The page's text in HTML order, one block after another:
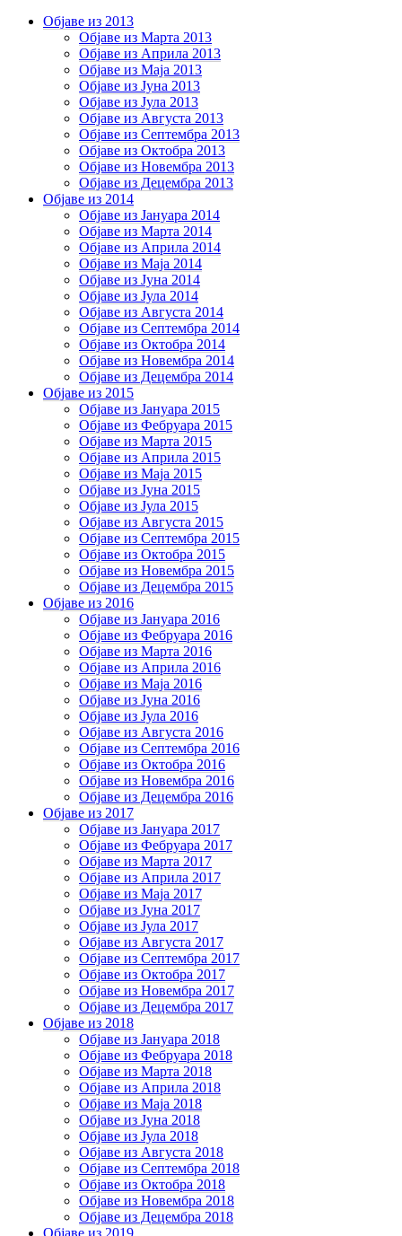
Објаве из 2013
Објаве из Марта 2013
Објаве из Априла 2013
Објаве из Маја 2013
Објаве из Јунa 2013
Објаве из Јула 2013
Објаве из Августа 2013
Објаве из Септембра 2013
Објаве из Октобра 2013
Објаве из Новембра 2013
Објаве из Децембра 2013
Објаве из 2014
Објаве из Јануара 2014
Објаве из Марта 2014
Објаве из Априла 2014
Објаве из Маја 2014
Објаве из Јуна 2014
Објаве из Јула 2014
Објаве из Августа 2014
Објаве из Септембра 2014
Објаве из Октобра 2014
Објаве из Новембра 2014
Објаве из Децембра 2014
Објаве из 2015
Објаве из Јануара 2015
Објаве из Фебруара 2015
Објаве из Марта 2015
Објаве из Априла 2015
Објаве из Маја 2015
Објаве из Јуна 2015
Објаве из Јула 2015
Објаве из Августа 2015
Објаве из Септембра 2015
Објаве из Октобра 2015
Објаве из Новембра 2015
Објаве из Децембра 2015
Објаве из 2016
Објаве из Јануара 2016
Објаве из Фебруара 2016
Објаве из Марта 2016
Објаве из Априла 2016
Објаве из Маја 2016
Објаве из Јуна 2016
Објаве из Јула 2016
Објаве из Августа 2016
Објаве из Септембра 2016
Објаве из Октобра 2016
Објаве из Новембра 2016
Објаве из Децембра 2016
Објаве из 2017
Објаве из Јануара 2017
Објаве из Фебруара 2017
Објаве из Марта 2017
Објаве из Априла 2017
Објаве из Маја 2017
Објаве из Јуна 2017
Објаве из Јула 2017
Објаве из Августа 2017
Објаве из Септембра 2017
Објаве из Октобра 2017
Објаве из Новембра 2017
Објаве из Децембра 2017
Објаве из 2018
Објаве из Јануара 2018
Објаве из Фебруара 2018
Објаве из Марта 2018
Објаве из Априла 2018
Објаве из Маја 2018
Објаве из Јуна 2018
Објаве из Јула 2018
Објаве из Августа 2018
Објаве из Септембра 2018
Објаве из Октобра 2018
Објаве из Новембра 2018
Објаве из Децембра 2018
Објаве из 2019